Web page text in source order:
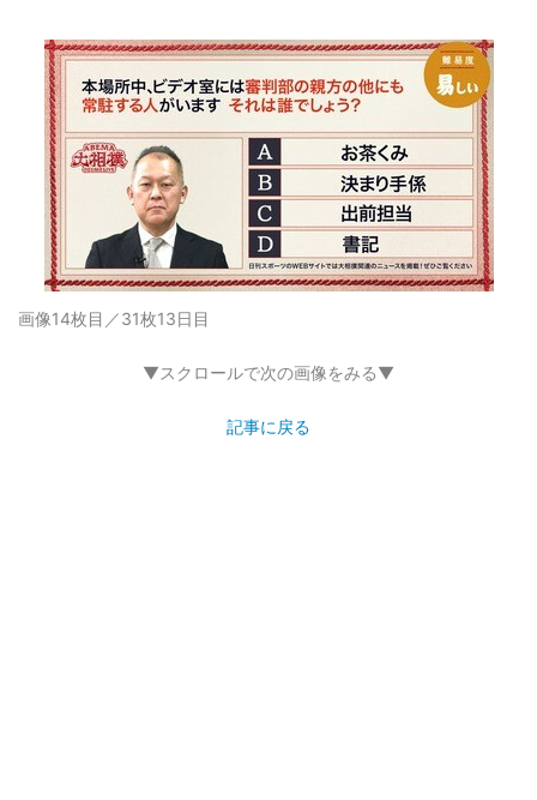
画像14枚目／31枚13日目
▼スクロールで次の画像をみる▼
記事に戻る